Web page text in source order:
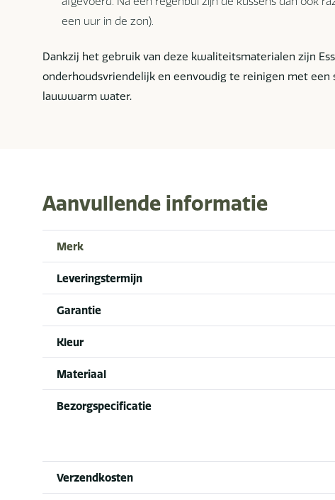
een uur in de zon).
Dankzij het gebruik van deze kwaliteitsmaterialen zijn
onderhoudsvriendelijk en eenvoudig te reinigen met een
lauwwarm water.
Aanvullende informatie
Merk
Leveringstermijn
Garantie
Kleur
Materiaal
Bezorgspecificatie
Verzendkosten